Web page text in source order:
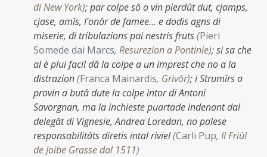
di New York);par colpe sô o vin pierdût dut, cjamps,
cjase, amîs, l'onôr de famee… e dodis agns di
miserie, di tribulazions pai nestris fruts(Pieri
Somede dai Marcs, Resurezion a Pontinie);si sa che
al è plui facil dâ la colpe a un imprest che no a la
distrazion(Franca Mainardis, Grivôr);i Strumîrs a
provin a butâ dute la colpe intor di Antoni
Savorgnan, ma la inchieste puartade indenant dal
delegât di Vignesie, Andrea Loredan, no palese
responsabilitâts diretis intal riviel(Carli Pup, Il Friûl
de Joibe Grasse dal 1511)